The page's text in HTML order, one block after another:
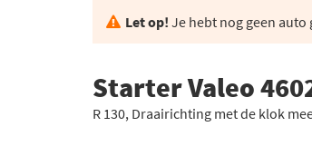
Let op! Je hebt nog geen auto
Starter Valeo
R 130, Draairichting met de klok